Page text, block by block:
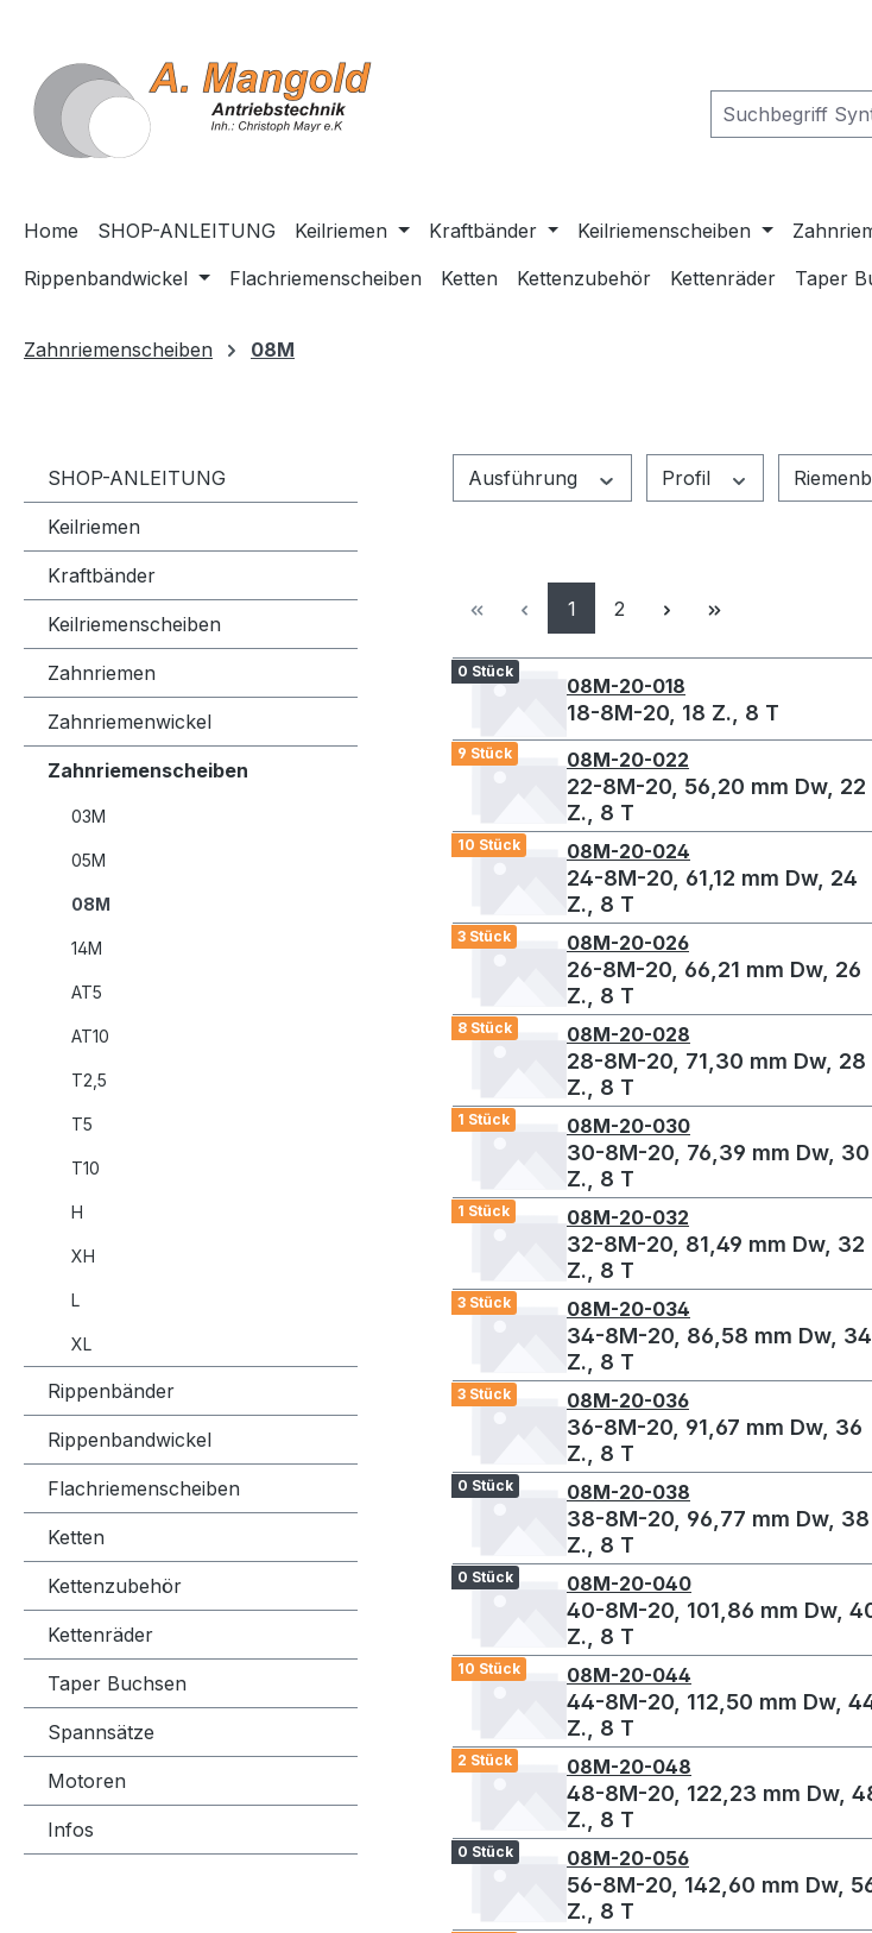
Home SHOP-ANLEITUNG Keilriemen Kraftbänder Keilriemenscheiben
Rippenbandwickel
Flachriemenscheiben Ketten Kettenzubehör Kettenräder Taper
Zahnriemenscheiben 08M
SHOP-ANLEITUNG
Keilriemen
Kraftbänder
Keilriemenscheiben
Zahnriemen
Zahnriemenwickel
Zahnriemenscheiben
03M
05M
08M
14M
AT5
AT10
T2,5
T5
T10
H
XH
L
XL
Rippenbänder
Rippenbandwickel
Flachriemenscheiben
Ketten
Kettenzubehör
Kettenräder
Taper Buchsen
Spannsätze
Motoren
Infos
Ausführung Profil
Seite
1 Seite
2
0 Stück
08M-20-018
18-8M-20, 18 Z., 8 T
9 Stück 08M-20-022
22-8M-20, 56,20 mm Dw, 22
Z., 8 T
10 Stück 08M-20-024
24-8M-20, 61,12 mm Dw, 24
Z., 8 T
3 Stück 08M-20-026
26-8M-20, 66,21 mm Dw, 26
Z., 8 T
8 Stück 08M-20-028
28-8M-20, 71,30 mm Dw, 28
Z., 8 T
1 Stück 08M-20-030
30-8M-20, 76,39 mm Dw, 30
Z., 8 T
1 Stück 08M-20-032
32-8M-20, 81,49 mm Dw, 32
Z., 8 T
3 Stück 08M-20-034
34-8M-20, 86,58 mm Dw, 34
Z., 8 T
3 Stück 08M-20-036
36-8M-20, 91,67 mm Dw, 36
Z., 8 T
0 Stück 08M-20-038
38-8M-20, 96,77 mm Dw, 38
Z., 8 T
0 Stück 08M-20-040
40-8M-20, 101,86 mm Dw,
Z., 8 T
10 Stück 08M-20-044
44-8M-20, 112,50 mm Dw,
Z., 8 T
2 Stück 08M-20-048
48-8M-20, 122,23 mm Dw,
Z., 8 T
0 Stück 08M-20-056
56-8M-20, 142,60 mm Dw,
Z., 8 T